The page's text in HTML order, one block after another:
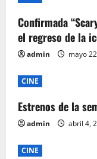
g
a
t
i
o
n
Confirmada
el regreso de la
admin mayo
CINE
Estrenos de la
admin abril 4,
CINE